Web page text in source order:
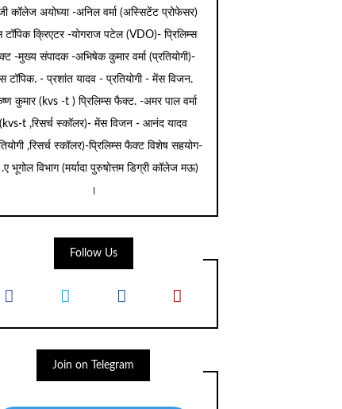
कॉलेज अयोघ्या -अनिल वर्मा (अस्सिटेंट प्रोफेसर)
टॉपिक क्रिएटर -योगराज पटेल (VDO)- प्रिलिम्स
-मुख्य संपादक -अभिषेक कुमार वर्मा (प्रतियोगी)-
टॉपिक. - प्रशांत यादव - प्रतियोगी - मेंस विजन.
कुमार (kvs -t ) प्रिलिम्स फैक्ट. -अमर पाल वर्मा
(kvs-t ,रिसर्च स्कॉलर)- मेंस विजन - आनंद यादव
,रिसर्च स्कॉलर)-प्रिलिम्स फैक्ट विशेष सहयोग-
भूगोल विभाग (मर्यादा पुरुषोत्तम डिग्री कॉलेज मऊ)
।
Follow Us
Join on Telegram